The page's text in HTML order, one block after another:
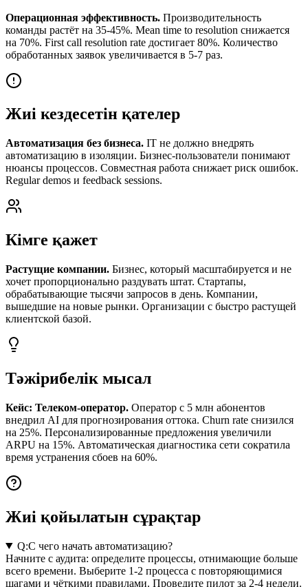
Операционная эффективность. Производительность
команды растёт на 35-45%. Mean time to resolution снижается
на 70%. First call resolution rate достигает 80%. Количество
обработанных заявок увеличивается в 5-7 раз.
Жиі кездесетін қателер
Автоматизация без бизнеса. IT не должно внедрять
автоматизацию в изоляции. Бизнес-пользователи понимают
нюансы процессов. Совместная работа снижает риск ошибок.
Regular demos и feedback sessions.
Кімге қажет
Растущие компании. Бизнес, который масштабируется и не
хочет пропорционально раздувать штат. Стартапы,
обрабатывающие тысячи запросов в день. Компании,
вышедшие на новые рынки. Организации с быстро растущей
клиентской базой.
Тәжірибелік мысал
Кейс: Телеком-оператор. Оператор с 5 млн абонентов
внедрил AI для прогнозирования оттока. Churn rate снизился
на 25%. Персонализированные предложения увеличили
ARPU на 15%. Автоматическая диагностика сети сократила
время устранения сбоев на 60%.
Жиі қойылатын сұрақтар
Q:С чего начать автоматизацию?
Начните с аудита: определите процессы, отнимающие больше
всего времени. Выберите 1-2 процесса с повторяющимися
шагами и чёткими правилами. Проведите пилот за 2-4 недели.